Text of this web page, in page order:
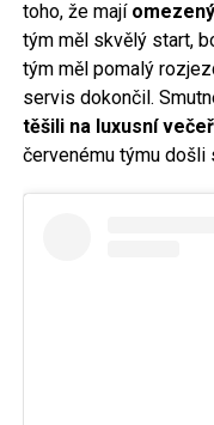
toho, že mají
tým měl skvělý start,
tým měl pomalý
servis dokončil.
těšili na luxusní
červenému týmu došli